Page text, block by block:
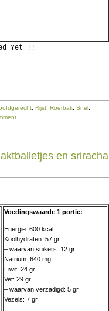
Yet !!
Rijst Roerbak Snel
en sriracha
Voedingswaarde 1 portie:
Energie: 600 kcal
Koolhydraten: 57 gr.
– waarvan suikers: 12 gr.
Natrium: 640 mg.
Eiwit: 24 gr.
Vet: 29 gr.
– waarvan verzadigd: 5 gr.
Vezels: 7 gr.